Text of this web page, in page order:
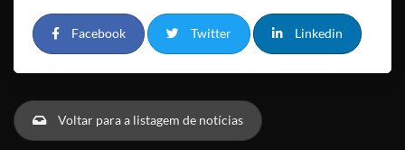
Facebook Twitter Linkedin
Voltar para a listagem de notícias